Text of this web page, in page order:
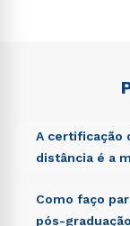
A certificação
distância é a
Sed ut
voluptatem
Como faço
pós-